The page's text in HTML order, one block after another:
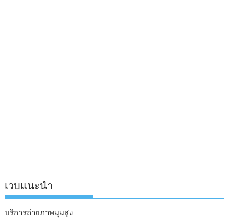
เวบแนะนำ
บริการถ่ายภาพมุมสูง